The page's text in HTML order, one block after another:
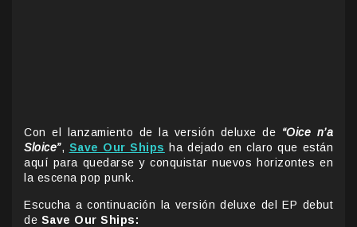
Con el lanzamiento de la versión deluxe de “Oice n’a
Sloice”, Save Our Ships ha dejado en claro que están
aquí para quedarse y conquistar nuevos horizontes en
la escena pop punk.
Escucha a continuación la versión deluxe del EP debut
de Save Our Ships: